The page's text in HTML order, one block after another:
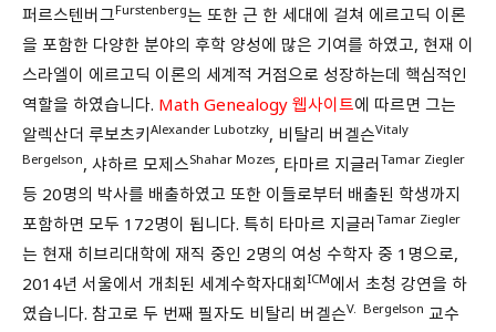
퍼르스텐버그Furstenberg는 또한 근 한 세대에 걸쳐 에르고딕 이론
을 포함한 다양한 분야의 후학 양성에 많은 기여를 하였고, 현재 이
스라엘이 에르고딕 이론의 세계적 거점으로 성장하는데 핵심적인
역할을 하였습니다. Math Genealogy 웹사이트에 따르면 그는
알렉산더 루보츠키Alexander Lubotzky, 비탈리 버겔슨Vitaly
Bergelson, 샤하르 모제스Shahar Mozes, 타마르 지글러Tamar Ziegler
등 20명의 박사를 배출하였고 또한 이들로부터 배출된 학생까지
포함하면 모두 172명이 됩니다. 특히 타마르 지글러Tamar Ziegler
는 현재 히브리대학에 재직 중인 2명의 여성 수학자 중 1명으로,
2014년 서울에서 개최된 세계수학자대회ICM에서 초청 강연을 하
였습니다. 참고로 두 번째 필자도 비탈리 버겔슨V. Bergelson 교수